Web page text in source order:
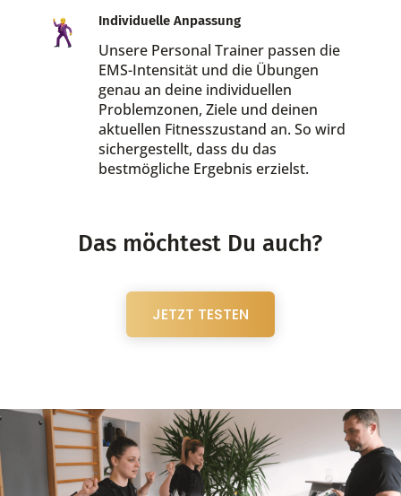
Individuelle Anpassung
Unsere Personal Trainer passen die
EMS-Intensität und die Übungen
genau an deine individuellen
Problemzonen, Ziele und deinen
aktuellen Fitnesszustand an. So wird
sichergestellt, dass du das
bestmögliche Ergebnis erzielst.
Das möchtest Du auch?
JETZT TESTEN